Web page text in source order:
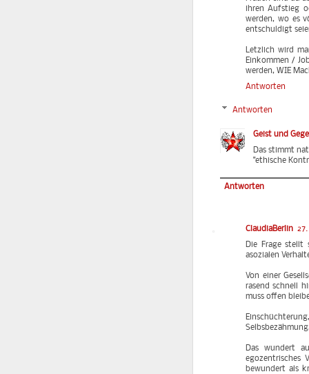
ihren Aufstieg
werden, wo es
entschuldigt
Letzlich wird
Einkommen /
werden, WIE
Antworten
Antworten
Geist und
Das stimmt
"ethische
Antworten
ClaudiaBerlin
Die Frage stellt
asozialen
Von einer
rasend schnell
muss offen
Das wundert
egozentrisches
bewundert als